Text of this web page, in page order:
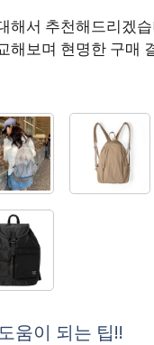
해서 추천해드리겠
보며 현명한 구매
움이 되는 팁!!